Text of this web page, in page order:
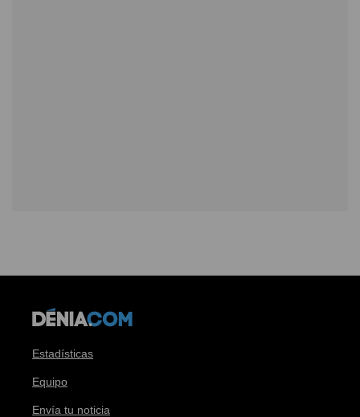
Estadísticas
Equipo
Envía tu noticia